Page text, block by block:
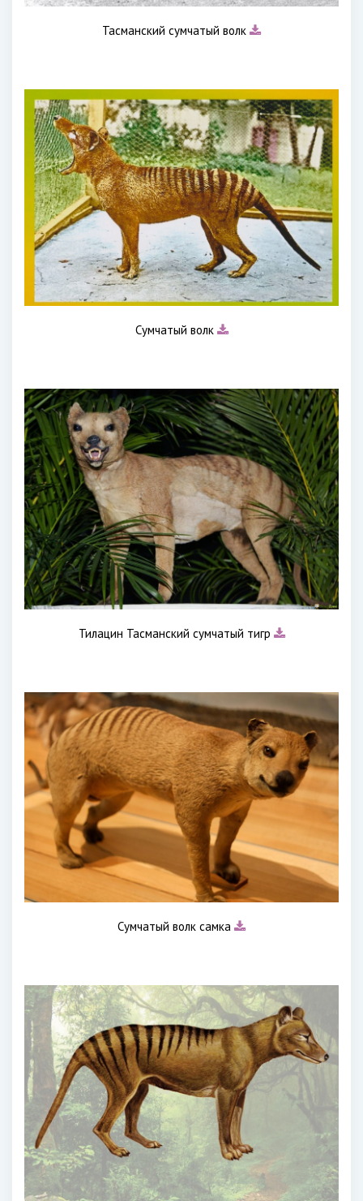
Тасманский сумчатый волк
Сумчатый волк
Тилацин Тасманский сумчатый тигр
Сумчатый волк самка